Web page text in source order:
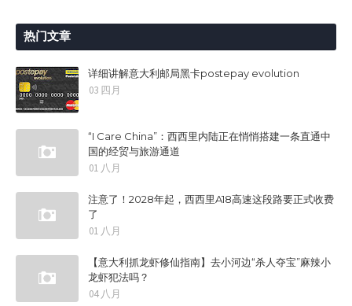
热门文章
详细讲解意大利邮局黑卡postepay evolution
03 四月
“I Care China”：西西里内陆正在悄悄搭建一条直通中
国的经贸与旅游通道
01 八月
注意了！2028年起，西西里A18高速这段路要正式收费
了
01 八月
【意大利抓龙虾修仙指南】去小河边“杀人夺宝”麻辣小
龙虾犯法吗？
04 八月